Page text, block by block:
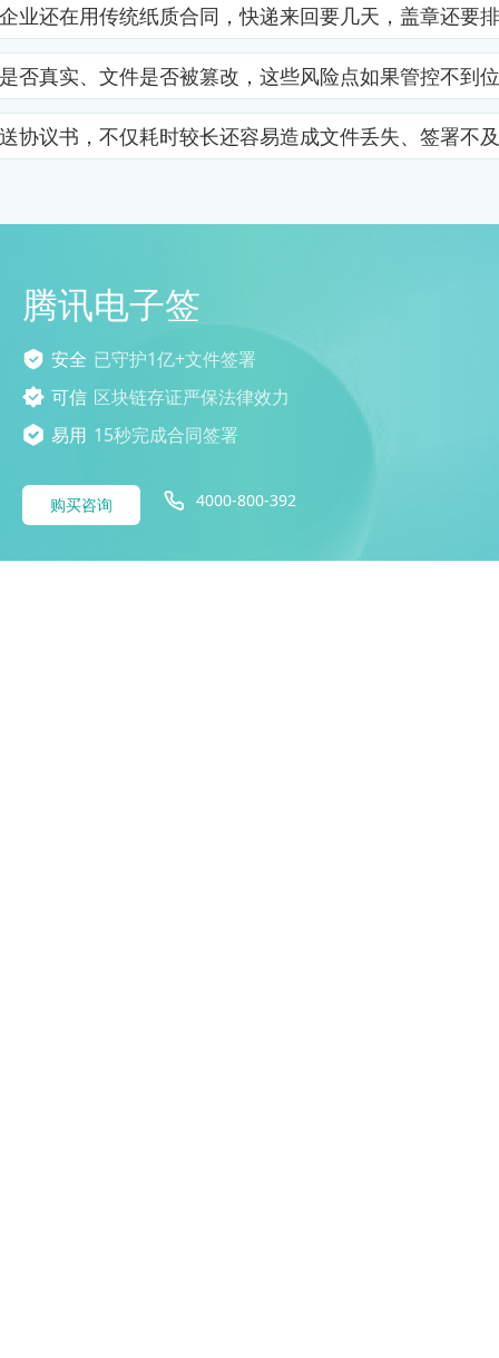
还在用传统纸质合同，快递来回要几天，盖章还
真实、文件是否被篡改，这些风险点如果管控不
议书，不仅耗时较长还容易造成文件丢失、签署
腾讯电子签
安全 已守护1亿+文件签署
可信 区块链存证严保法律效力
易用 15秒完成合同签署
购买咨询 4000-800-392